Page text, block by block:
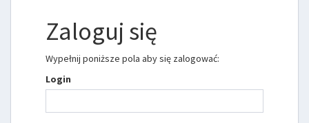
Zaloguj się
Wypełnij poniższe pola aby się zalogować:
Login